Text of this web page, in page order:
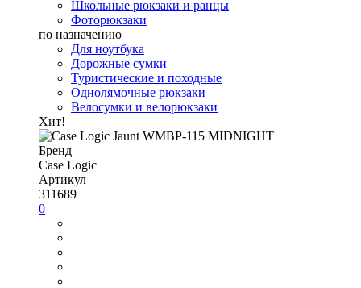
Школьные рюкзаки и ранцы
Фоторюкзаки
по назначению
Для ноутбука
Дорожные сумки
Туристические и походные
Однолямочные рюкзаки
Велосумки и велорюкзаки
Хит!
Бренд
Case Logic
Артикул
311689
0